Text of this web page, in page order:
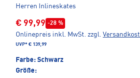
Herren Inlineskates
€ 99,99 -28 %
Onlinepreis inkl. MwSt. zzgl.
UVP* € 139,99
Farbe: Schwarz
Größe: